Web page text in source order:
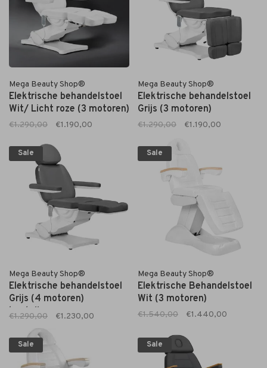
Mega Beauty Shop®
Elektrische behandelstoel
Wit/ Licht roze (3 motoren)
€1.290,00 €1.190,00
Mega Beauty Shop®
Elektrische behandelstoel
Grijs (3 motoren)
€1.290,00 €1.190,00
Sale
Mega Beauty Shop®
Elektrische behandelstoel
Grijs (4 motoren)
kantelbaar
€1.290,00 €1.230,00
Sale
Mega Beauty Shop®
Elektrische Behandelstoel
Wit (3 motoren)
€1.540,00 €1.440,00
Sale Sale